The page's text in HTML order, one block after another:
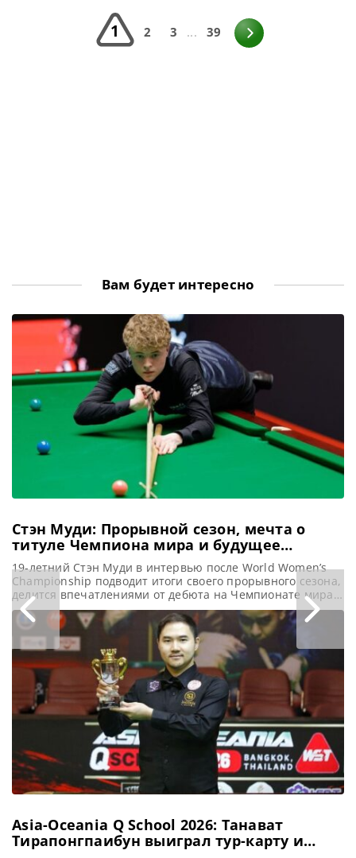
дальнейшей карьеры после неудачных выступлений на
турнире Q School 2026 в […]
1 2 3 ... 39
Вам будет интересно
Стэн Муди: Прорывной сезон, мечта о
титуле Чемпиона мира и будущее
снукера
19-летний Стэн Муди в интервью после World Women’s
Championship подводит итоги своего прорывного сезона,
делится впечатлениями от дебюта на Чемпионате мира
2026 в Crucible и рассказывает о своих амбициях,
сообщает WST Прошлый сезон стал для Стэна Муди
прорывным. Он дебютировал в четвертьфиналах
престижных турниров, включая British Open и Wuhan
Open, впервые вышел на арену Crucible
Asia-Oceania Q School 2026: Танават
Тирапонгпаибун выиграл тур-карту и